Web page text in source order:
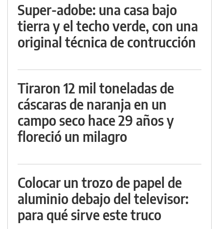
Super-adobe: una casa bajo
tierra y el techo verde, con una
original técnica de contrucción
Tiraron 12 mil toneladas de
cáscaras de naranja en un
campo seco hace 29 años y
floreció un milagro
Colocar un trozo de papel de
aluminio debajo del televisor:
para qué sirve este truco